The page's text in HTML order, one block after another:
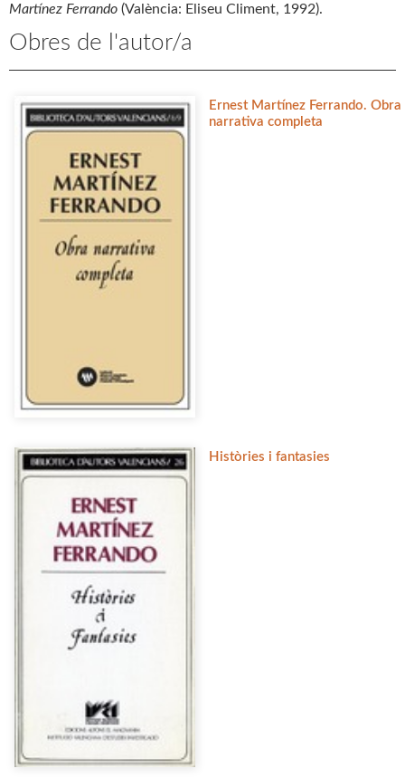
Martínez Ferrando (València: Eliseu Climent, 1992).
Obres de l'autor/a
Ernest Martínez Ferrando. Obra
narrativa completa
Històries i fantasies